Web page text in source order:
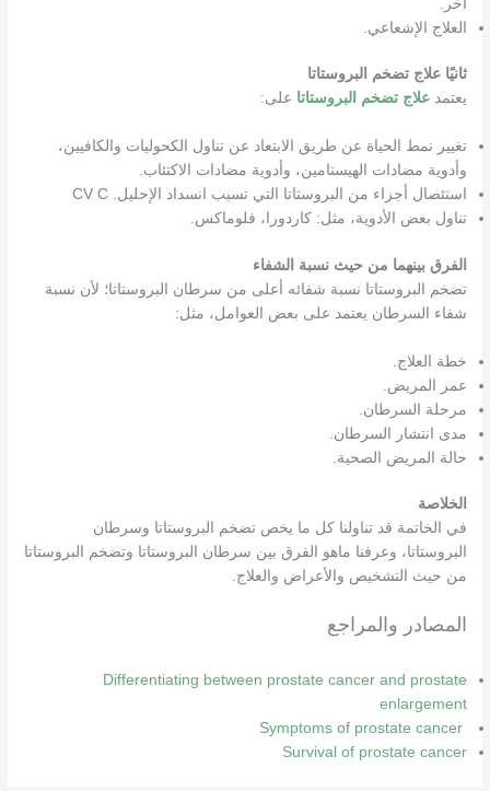
آخر.
العلاج الإشعاعي.
ثانيًا علاج تضخم البروستاتا
يعتمدعلاج تضخم البروستاتا على:
تغيير نمط الحياة عن طريق الابتعاد عن تناول الكحوليات والكافيين،
وأدوية مضادات الهيستامين، وأدوية مضادات الاكتئاب.
استئصال أجزاء من البروستاتا التي تسبب انسداد الإحليل. CV C
تناول بعض الأدوية، مثل: كاردورا، فلوماكس.
الفرق بينهما من حيث نسبة الشفاء
تضخم البروستاتا نسبة شفائه أعلى من سرطان البروستاتا؛ لأن نسبة
شفاء السرطان يعتمد على بعض العوامل، مثل:
خطة العلاج.
عمر المريض.
مرحلة السرطان.
مدى انتشار السرطان.
حالة المريض الصحية.
الخلاصة
في الخاتمة قد تناولنا كل ما يخص تضخم البروستاتا وسرطان
البروستاتا، وعرفنا ماهو الفرق بين سرطان البروستاتا وتضخم البروستاتا
من حيث التشخيص والأعراض والعلاج.
المصادر والمراجع
Differentiating between prostate cancer and prostate
enlargement
Symptoms of prostate cancer
Survival of prostate cancer